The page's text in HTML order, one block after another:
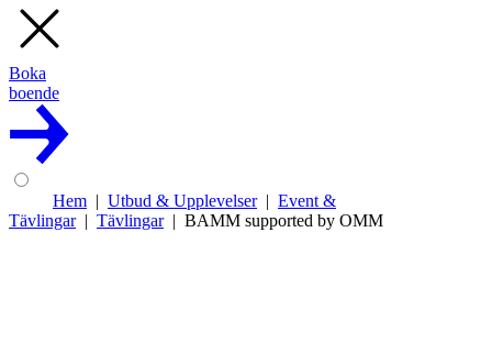
Boka
boende
Hem Utbud & Upplevelser
Event &
Tävlingar
Tävlingar BAMM supported by OMM